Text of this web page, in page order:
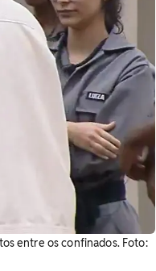
entre os confinados. Foto: